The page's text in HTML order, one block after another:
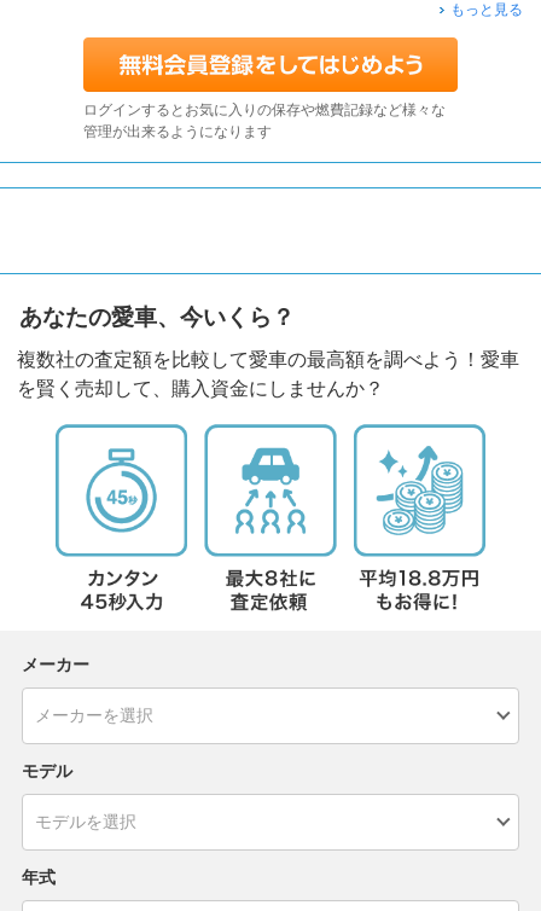
もっと見る
ログインするとお気に入りの保存や燃費記録など様々な
管理が出来るようになります
あなたの愛車、今いくら？
複数社の査定額を比較して愛車の最高額を調べよう！愛車
を賢く売却して、購入資金にしませんか？
メーカー
モデル
年式